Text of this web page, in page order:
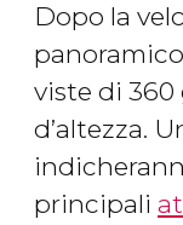
Dopo la
viste di 360
d’altezza.
principali